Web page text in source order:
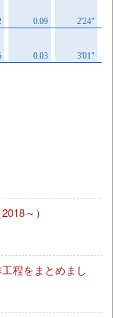
～）
程をまとめまし